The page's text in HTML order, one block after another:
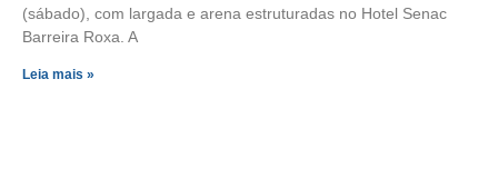
(sábado), com largada e arena estruturadas no Hotel Senac
Barreira Roxa. A
Leia mais »